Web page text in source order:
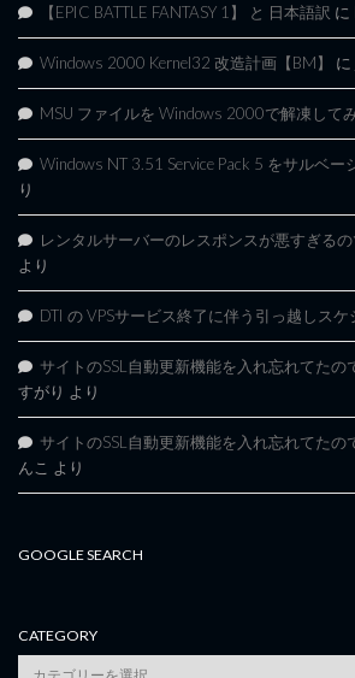
【EPIC BATTLE FANTASY 1】 と 日本語訳 に
Windows 2000 Kernel32 改造計画【BM】 に
MSU ファイルを Windows 2000で解凍して
Windows NT 3.51 Service Pack 5 をサルベー
り
レンタルサーバーのレスポンスが悪すぎる
より
DTI の VPSサービス終了に伴う引っ越しスケ
サイトのSSL自動更新機能を入れ忘れてたの
すがり より
サイトのSSL自動更新機能を入れ忘れてたの
んこ より
GOOGLE SEARCH
CATEGORY
category